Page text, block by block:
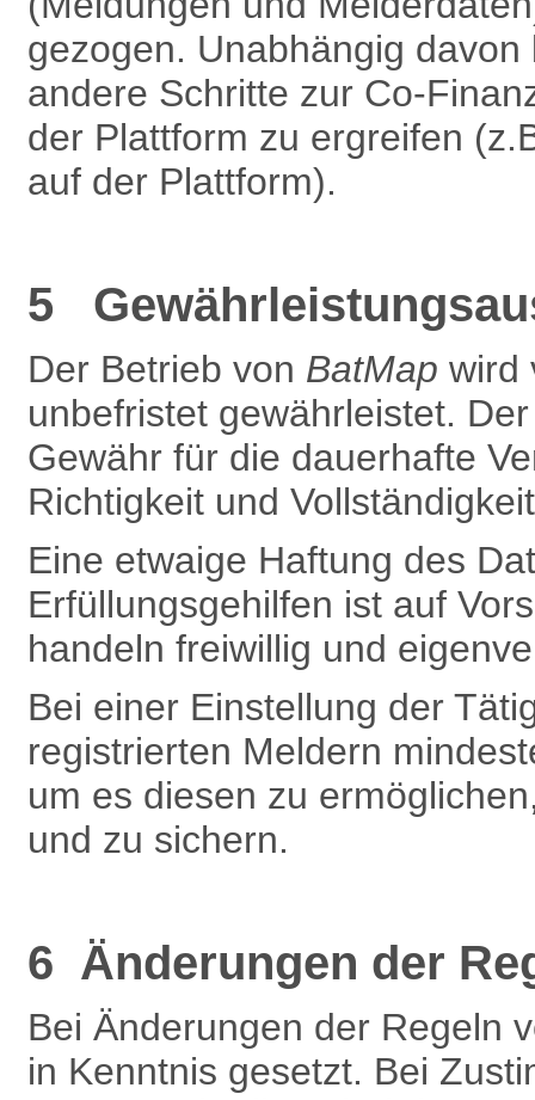
gezogen. Unabhängig
andere Schritte zur Co-
der Plattform zu ergreifen
auf der Plattform).
5
Der Betrieb von BatMap wird
unbefristet gewährleistet.
Gewähr für die dauerhafte
Richtigkeit und
Eine etwaige Haftung des
Erfüllungsgehilfen ist auf
handeln freiwillig und
Bei einer Einstellung der
registrierten Meldern
um es diesen zu
und zu sichern.
6 Änderungen der
Bei Änderungen der Regeln
in Kenntnis gesetzt. Bei